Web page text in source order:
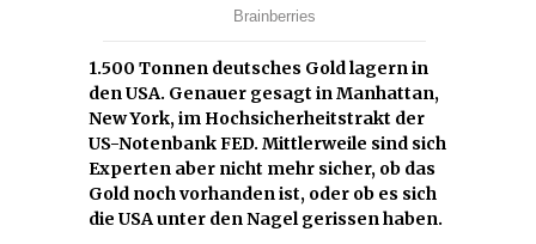
1.500 Tonnen deutsches Gold lagern in
den USA. Genauer gesagt in Manhattan,
New York, im Hochsicherheitstrakt der
US-Notenbank FED. Mittlerweile sind sich
Experten aber nicht mehr sicher, ob das
Gold noch vorhanden ist, oder ob es sich
die USA unter den Nagel gerissen haben.